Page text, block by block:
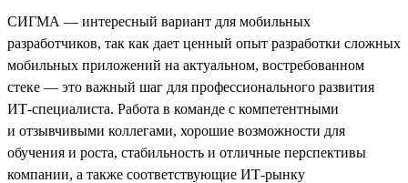
СИГМА — интересный вариант для мобильных
разработчиков, так как дает ценный опыт разработки сложных
мобильных приложений на актуальном, востребованном
стеке — это важный шаг для профессионального развития
ИТ-специалиста. Работа в команде с компетентными
и отзывчивыми коллегами, хорошие возможности для
обучения и роста, стабильность и отличные перспективы
компании, а также соответствующие ИТ-рынку